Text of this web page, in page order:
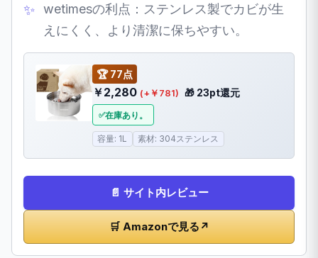
wetimesの利点：ステンレス製でカビが生
えにくく、より清潔に保ちやすい。
🏆 77点
￥2,280 (+￥781) 🎁 23pt還元
在庫あり。
容量: 1L 素材: 304ステンレス
📄 サイト内レビュー
🛒 Amazonで見る ↗